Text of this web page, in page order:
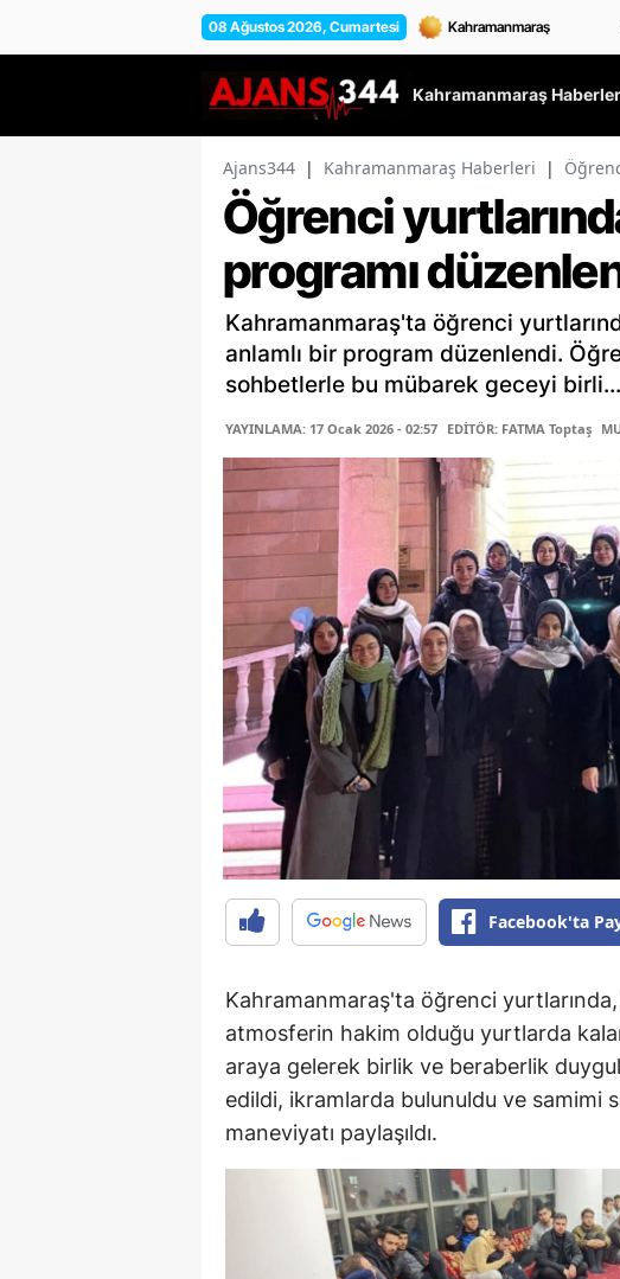
08 Ağustos 2026, Cumartesi
Kahramanmaraş
Ajans344 | Kahramanmaraş Haberleri |
Öğrenci
programı
Kahramanmaraş'ta öğrenci
anlamlı bir program düzenlendi.
sohbetlerle bu mübarek geceyi birli...
YAYINLAMA: 17 Ocak 2026 - 02:57 EDİTÖR: FATMA Toptaş
Facebook'ta
Kahramanmaraş'ta öğrenci
atmosferin hakim olduğu yurtlarda
araya gelerek birlik ve beraberlik
edildi, ikramlarda bulunuldu ve samimi
maneviyatı paylaşıldı.